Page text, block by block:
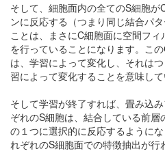
そして、細胞面内の全てのS細胞
ンに反応する（つまり同じ結合パ
ことは、まさにC細胞面に空間フ
を行っていることになります。こ
は、学習によって変化し、それは
習によって変化することを意味して
そして学習が終了すれば、畳み込
ぞれのS細胞は、結合している前
の１つに選択的に反応するように
れぞれのS細胞面での特徴抽出が行